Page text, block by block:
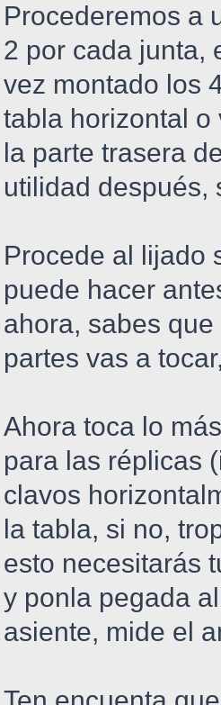
Procederemos a
2 por cada junta,
vez montado los
tabla horizontal
la parte trasera
utilidad después,
Procede al lijado
puede hacer
ahora, sabes
partes vas a
Ahora toca lo
para las réplicas
clavos
la tabla, si no,
esto necesitarás
y ponla pegada
asiente, mide el